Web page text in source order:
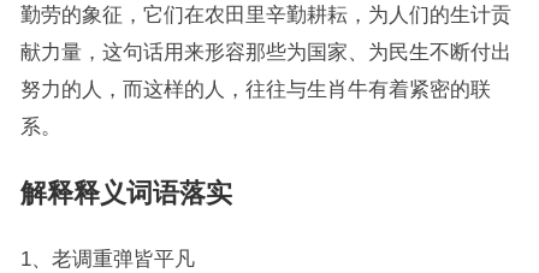
勤劳的象征，它们在农田里辛勤耕耘，为人们的生计贡
献力量，这句话用来形容那些为国家、为民生不断付出
努力的人，而这样的人，往往与生肖牛有着紧密的联
系。
解释释义词语落实
1、老调重弹皆平凡